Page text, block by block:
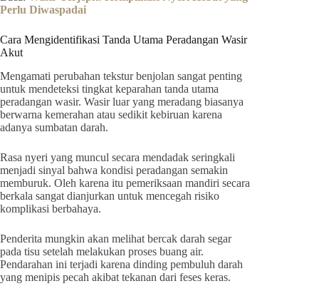
Perlu Diwaspadai
Cara Mengidentifikasi Tanda Utama Peradangan Wasir
Akut
Mengamati perubahan tekstur benjolan sangat penting
untuk mendeteksi tingkat keparahan tanda utama
peradangan wasir. Wasir luar yang meradang biasanya
berwarna kemerahan atau sedikit kebiruan karena
adanya sumbatan darah.
Rasa nyeri yang muncul secara mendadak seringkali
menjadi sinyal bahwa kondisi peradangan semakin
memburuk. Oleh karena itu pemeriksaan mandiri secara
berkala sangat dianjurkan untuk mencegah risiko
komplikasi berbahaya.
Penderita mungkin akan melihat bercak darah segar
pada tisu setelah melakukan proses buang air.
Pendarahan ini terjadi karena dinding pembuluh darah
yang menipis pecah akibat tekanan dari feses keras.